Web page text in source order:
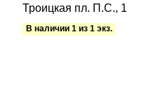
Троицкая пл. П.С., 1
В наличии 1 из 1 экз.